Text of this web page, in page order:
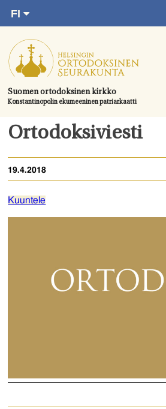
suoraan
sisältöön.
Suomen ortodoksinen kirkko
Konstantinopolin ekumeeninen patriarkaatti
FI
SV
EN
UA
Etusivu
Ajankohtaista
Juhlat & toimitukset
Kirkot
Tule mukaan
Hautausmaa
Yhteystiedot
Ortodoksiviesti
19.4.2018
Kuuntele